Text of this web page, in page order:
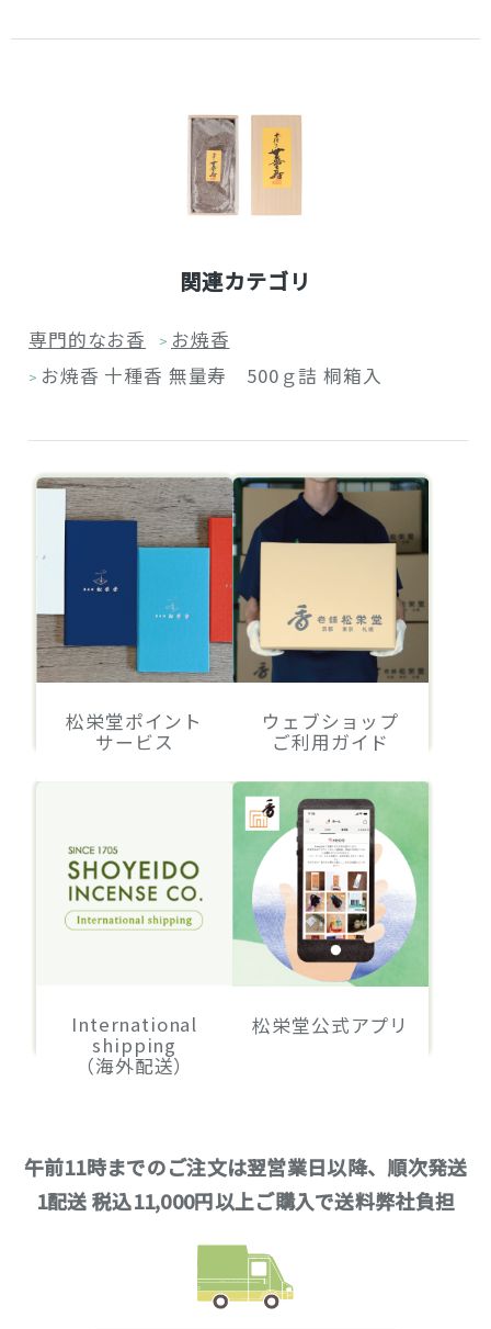
関連カテゴリ
専門的なお香 > お焼香
> お焼香 十種香 無量寿 500ｇ詰 桐箱入
松栄堂ポイント
サービス
ウェブショップ
ご利用ガイド
International
shipping
（海外配送）
松栄堂公式アプリ
午前11時までのご注文は翌営業日以降、順次発送
1配送 税込11,000円以上ご購入で送料弊社負担